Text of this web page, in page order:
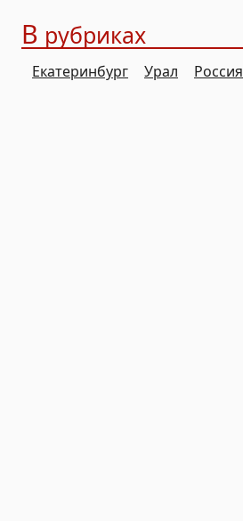
В рубриках
Екатеринбург Урал Россия